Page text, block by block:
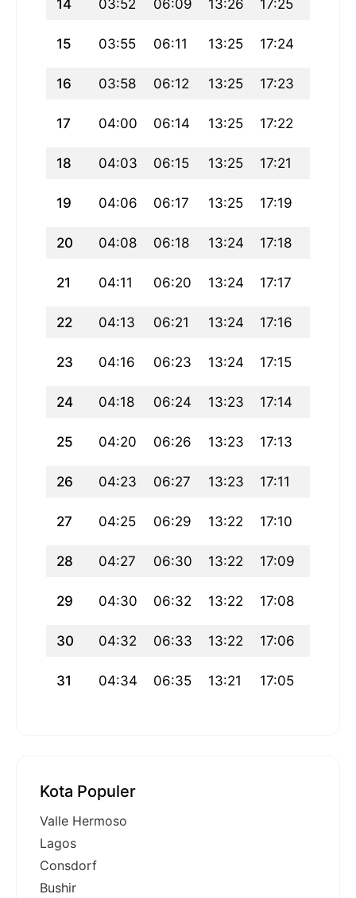
14 03:52 06:09 13:26 17:25
15 03:55 06:11 13:25 17:24
16 03:58 06:12 13:25 17:23
17 04:00 06:14 13:25 17:22
18 04:03 06:15 13:25 17:21
19 04:06 06:17 13:25 17:19
20 04:08 06:18 13:24 17:18
21 04:11 06:20 13:24 17:17
22 04:13 06:21 13:24 17:16
23 04:16 06:23 13:24 17:15
24 04:18 06:24 13:23 17:14
25 04:20 06:26 13:23 17:13
26 04:23 06:27 13:23 17:11
27 04:25 06:29 13:22 17:10
28 04:27 06:30 13:22 17:09
29 04:30 06:32 13:22 17:08
30 04:32 06:33 13:22 17:06
31 04:34 06:35 13:21 17:05
Kota Populer
Valle Hermoso
Lagos
Consdorf
Bushir